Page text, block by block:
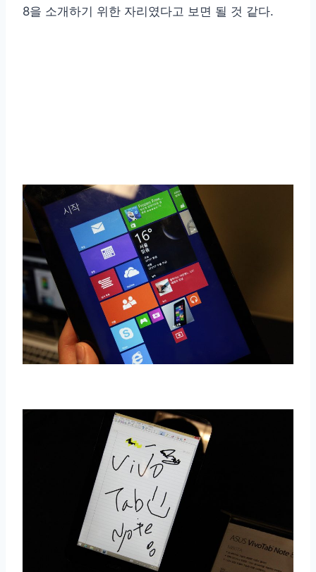
8을 소개하기 위한 자리였다고 보면 될 것 같다.